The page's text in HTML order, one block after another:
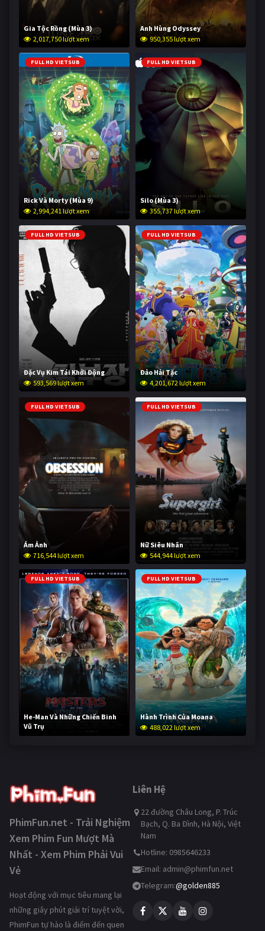
Gia Tộc Rồng (Mùa 3)
2,017,750 lượt xem
Anh Hùng Odyssey
950,355 lượt xem
FULL HD VIETSUB
Rick Và Morty (Mùa 9)
2,994,241 lượt xem
FULL HD VIETSUB
Silo (Mùa 3)
355,737 lượt xem
FULL HD VIETSUB
Đặc Vụ Kim Tái Khởi Động
593,569 lượt xem
FULL HD VIETSUB
Đảo Hải Tặc
4,201,672 lượt xem
FULL HD VIETSUB
Ám Ảnh
716,544 lượt xem
FULL HD VIETSUB
Nữ Siêu Nhân
544,944 lượt xem
FULL HD VIETSUB
He-Man Và Những Chiến Binh
Vũ Trụ
236,523 lượt xem
FULL HD VIETSUB
Hành Trình Của Moana
488,022 lượt xem
PhimFun.net - Trải Nghiệm
Xem Phim Fun Mượt Mà
Nhất - Xem Phim Phải Vui
Vẻ
Hoạt động với mục tiêu mang lại
những giây phút giải trí tuyệt vời,
PhimFun tự hào là điểm đến quen
Liên Hệ
22 đường Châu Long, P. Trúc
Bạch, Q. Ba Đình, Hà Nội, Việt
Nam
Hotline: 0985646233
Email: admin@phimfun.net
Telegram:@golden885